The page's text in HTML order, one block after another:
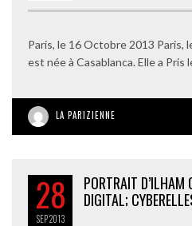
Paris, le 16 Octobre 2013 Paris,
est née à Casablanca. Elle a Pris
LA PARIZIENNE
28
SEP2013
PORTRAIT D’ILHAM
DIGITAL;